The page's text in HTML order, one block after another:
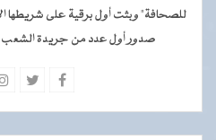
للصحافة" وبثت أول برقية على شريطها
صدور أول عدد من جريدة الشعب